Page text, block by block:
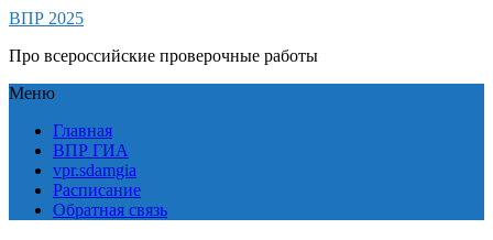
ВПР 2025
Про всероссийские проверочные работы
Меню
Главная
ВПР ГИА
vpr.sdamgia
Расписание
Обратная связь